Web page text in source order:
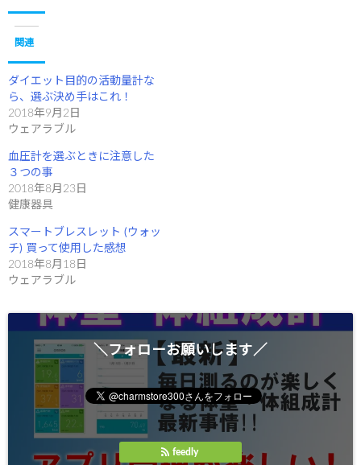
て
t
r
で
共
有
(
新
し
い
ウ
ィ
ン
ド
ウ
で
き
ま
す
)
る
に
は
ク
リ
ッ
て
さ
い
し
い
ウ
ィ
ン
ド
ウ
き
ま
す
)
関連
ダイエット目的の活動量計な
ら、選ぶ決め手はこれ！
2018年9月2日
ウェアラブル
血圧計を選ぶときに注意した
３つの事
2018年8月23日
健康器具
スマートブレスレット (ウォッ
チ) 買って使用した感想
2018年8月18日
ウェアラブル
＼フォローお願いします／
feedly